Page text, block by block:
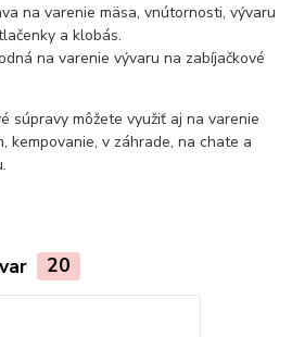
na varenie mäsa, vnútornosti, vývaru
a klobás.
na varenie vývaru na zabíjačkové
súpravy môžete využiť aj na varenie
kempovanie, v záhrade, na chate a
20